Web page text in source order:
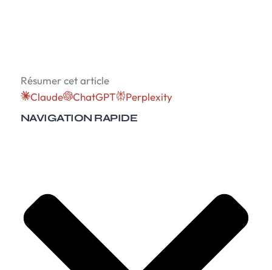
Résumer cet article
Claude
ChatGPT
Perplexity
NAVIGATION RAPIDE